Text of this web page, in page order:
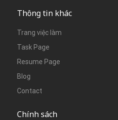
Thông tin khác
Trang việc làm
Task Page
Resume Page
Blog
Contact
Chính sách